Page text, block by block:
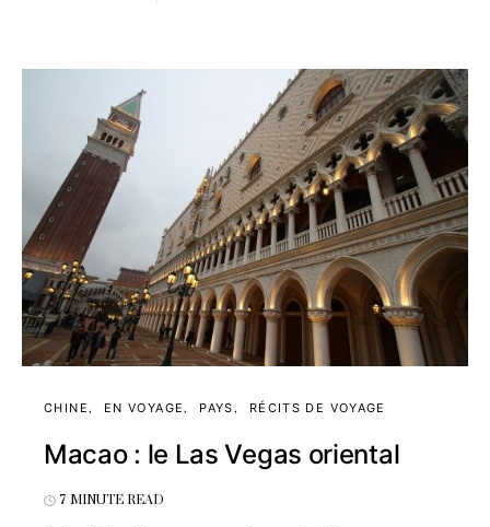
CHINE EN VOYAGE PAYS RÉCITS DE VOYAGE
Macao : le Las Vegas oriental
7 MINUTE READ